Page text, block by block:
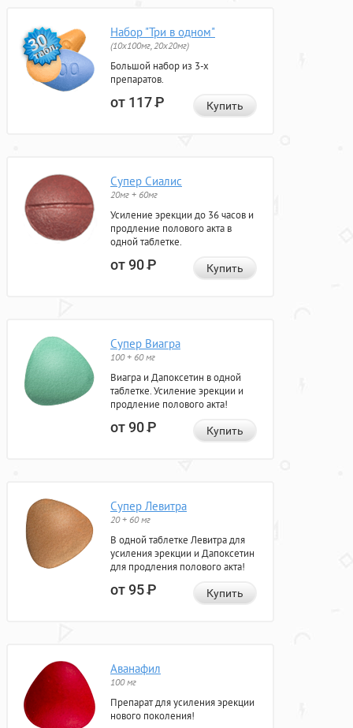
Набор "Три в одном"
(10x100мг, 20x20мг)
Большой набор из 3-х
препаратов.
от 117Р Купить
Супер Сиалис
20мг + 60мг
Усиление эрекции до 36 часов и
продление полового акта в
одной таблетке.
от 90Р Купить
Супер Виагра
100 + 60 мг
Виагра и Дапоксетин в одной
таблетке. Усиление эрекции и
продление полового акта!
от 90Р Купить
Супер Левитра
20 + 60 мг
В одной таблетке Левитра для
усиления эрекции и Дапоксетин
для продления полового акта!
от 95Р Купить
Аванафил
100 мг
Препарат для усиления эрекции
нового поколения!